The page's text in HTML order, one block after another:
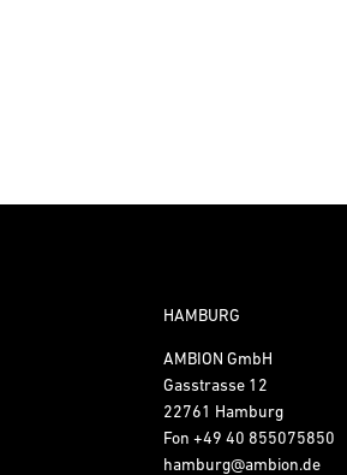
HAMBURG
AMBION GmbH
Gasstrasse 12
22761 Hamburg
Fon +49 40 855075850
hamburg@ambion.de